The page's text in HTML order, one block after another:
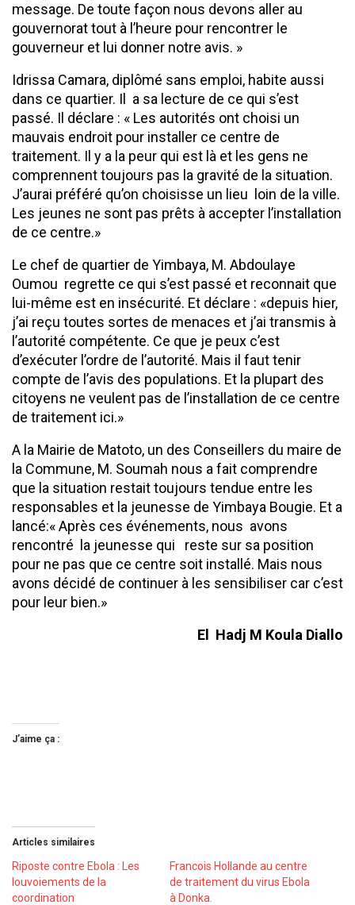
message. De toute façon nous devons aller au
gouvernorat tout à l’heure pour rencontrer le
gouverneur et lui donner notre avis. »
Idrissa Camara, diplômé sans emploi, habite aussi
dans ce quartier. Il a sa lecture de ce qui s’est
passé. Il déclare : « Les autorités ont choisi un
mauvais endroit pour installer ce centre de
traitement. Il y a la peur qui est là et les gens ne
comprennent toujours pas la gravité de la situation.
J’aurai préféré qu’on choisisse un lieu loin de la ville.
Les jeunes ne sont pas prêts à accepter l’installation
de ce centre.»
Le chef de quartier de Yimbaya, M. Abdoulaye
Oumou regrette ce qui s’est passé et reconnait que
lui-même est en insécurité. Et déclare : «depuis hier,
j’ai reçu toutes sortes de menaces et j’ai transmis à
l’autorité compétente. Ce que je peux c’est
d’exécuter l’ordre de l’autorité. Mais il faut tenir
compte de l’avis des populations. Et la plupart des
citoyens ne veulent pas de l’installation de ce centre
de traitement ici.»
A la Mairie de Matoto, un des Conseillers du maire de
la Commune, M. Soumah nous a fait comprendre
que la situation restait toujours tendue entre les
responsables et la jeunesse de Yimbaya Bougie. Et a
lancé:« Après ces événements, nous avons
rencontré la jeunesse qui reste sur sa position
pour ne pas que ce centre soit installé. Mais nous
avons décidé de continuer à les sensibiliser car c’est
pour leur bien.»
El Hadj M Koula Diallo
J’aime ça :
Articles similaires
Riposte contre Ebola : Les
louvoiements de la
coordination
Francois Hollande au centre
de traitement du virus Ebola
à Donka.